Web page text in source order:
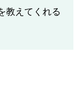
教えてくれる